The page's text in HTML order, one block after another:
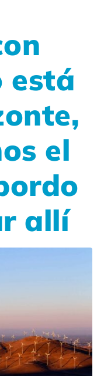
está
el
allí